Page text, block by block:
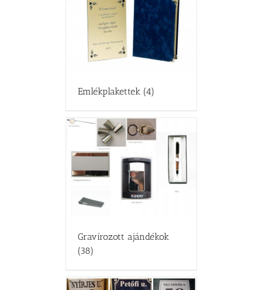
Emlékplakettek (4)
Gravírozott ajándékok
(38)